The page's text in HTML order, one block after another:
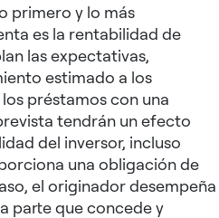
primero y lo más
es la rentabilidad de
las expectativas,
estimado a los
préstamos con una
tendrán un efecto
del inversor, incluso
una obligación de
el originador desempeña
parte que concede y